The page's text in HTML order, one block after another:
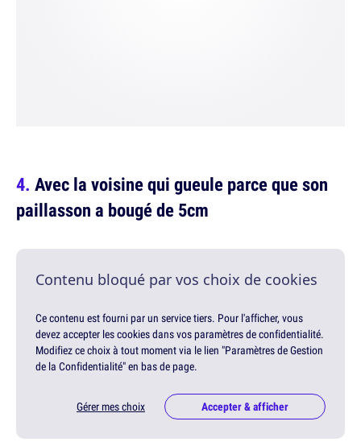
Avec la voisine qui gueule parce que son
paillasson a bougé de 5cm
Contenu bloqué par vos choix de cookies
Ce contenu est fourni par un service tiers. Pour l'afficher, vous
devez accepter les cookies dans vos paramètres de confidentialité.
Modifiez ce choix à tout moment via le lien "Paramètres de Gestion
de la Confidentialité" en bas de page.
Gérer mes choix Accepter & afficher